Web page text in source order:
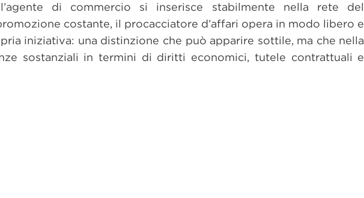
di commercio si inserisce stabilmente nella rete del
costante, il procacciatore d’affari opera in modo libero e
iniziativa: una distinzione che può apparire sottile, ma che nella
sostanziali in termini di diritti economici, tutele contrattuali e